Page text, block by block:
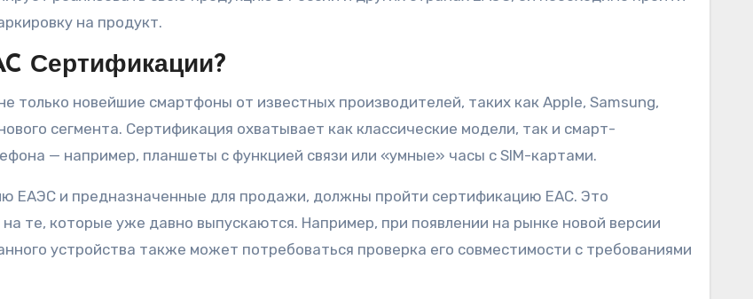
на продукт.
Сертификации?
только новейшие смартфоны от известных производителей, таких как Apple, Samsung,
сегмента. Сертификация охватывает как классические модели, так и смарт-
— например, планшеты с функцией связи или «умные» часы с SIM-картами.
ЕАЭС и предназначенные для продажи, должны пройти сертификацию EAC. Это
те, которые уже давно выпускаются. Например, при появлении на рынке новой версии
устройства также может потребоваться проверка его совместимости с требованиями